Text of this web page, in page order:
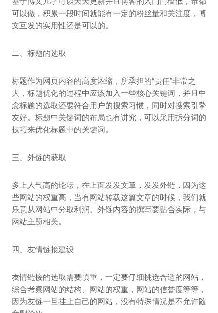
可以做，积累一段时间就能有一定的粉丝量和关注度，博
文互发的实用性还是可以的。
二、标题的选取
标题作为网页内容的高度浓缩，所承担的“责任”非常之
大，标题优化的过程中应该加入一些核心关键词，并且中
念标题的选取还要符合用户的搜索习惯，同时对搜索引擎
友好。标题中关键词的布局也有讲究，可以采用拆分词的
技巧来优化标题中的关键词。
三、外链的获取
多上人气高的论坛，在上面发发文章，发发外链，因为这
些网站的权重高，当有网站转载这篇文章的时候，我们就
乐意从网站中分取利润。外链内容的撰写要贴合实际，与
网站主题相关。
四、友情链接建设
友情链接的选取需要慎重，一定要仔细挑选合适的网站，
综合考察网站的结构、网站的权重，网站的信誉度等等，
因为友链一旦挂上自己的网站，没有特殊情况是不允许随